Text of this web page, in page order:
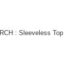
: Sleeveless Top